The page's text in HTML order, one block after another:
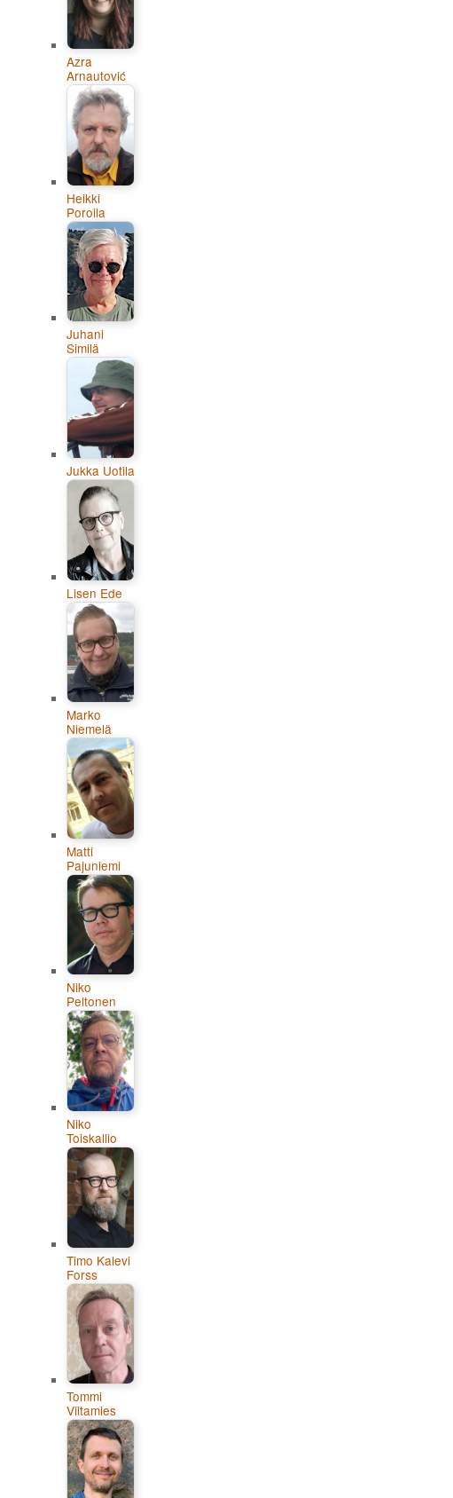
Azra
Arnautović
Heikki
Poroila
Juhani
Similä
Jukka Uotila
Lisen Ede
Marko
Niemelä
Matti
Pajuniemi
Niko
Peltonen
Niko
Toiskallio
Timo Kalevi
Forss
Tommi
Viitamies